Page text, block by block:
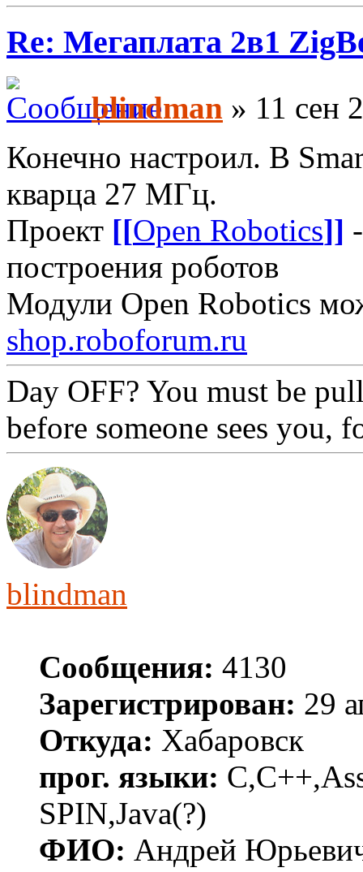
Re: Мегаплата 2в1
blindman » 11 сен
Конечно настроил. В
кварца 27 МГц.
Проект [[Open Robotics]]
построения роботов
Модули Open Robotics
shop.roboforum.ru
Day OFF? You must be
before someone sees you,
blindman
Сообщения: 4130
Зарегистрирован: 29
Откуда: Хабаровск
прог. языки:
SPIN,Java(?)
ФИО: Андрей